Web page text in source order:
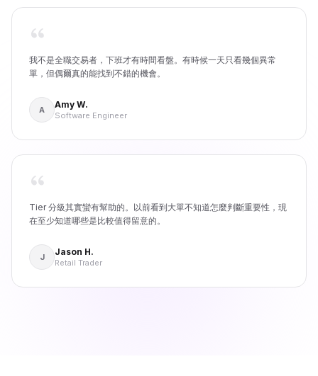
我不是全職交易者，下班才有時間看盤。有時候一天只看幾個異常
單，但偶爾真的能找到不錯的機會。
A
Amy W.
Software Engineer
Tier 分級其實蠻有幫助的。以前看到大單不知道怎麼判斷重要性，現
在至少知道哪些是比較值得留意的。
J
Jason H.
Retail Trader